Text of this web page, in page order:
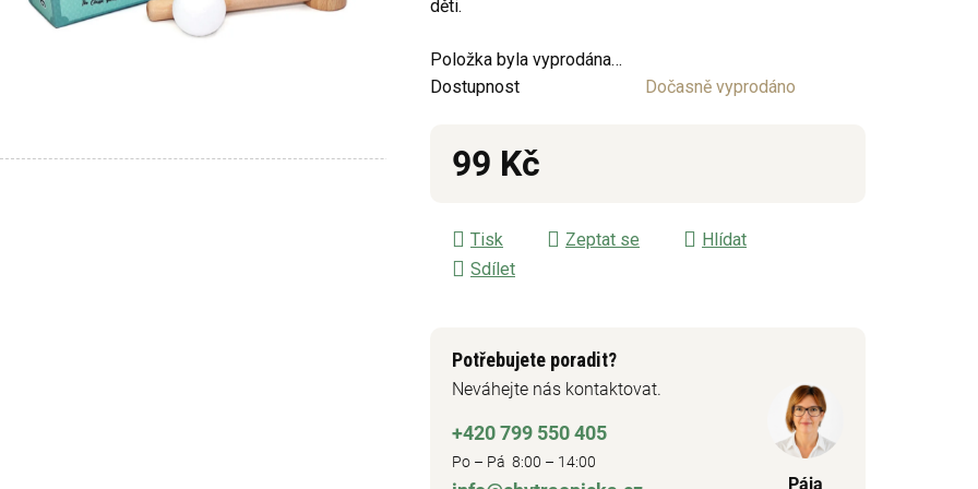
z
hvězdiček.
děti.
Položka byla vyprodána…
Dostupnost
Dočasně vyprodáno
99 Kč
Tisk Zeptat se
Hlídat
Sdílet
Potřebujete poradit?
Neváhejte nás kontaktovat.
+420 799 550 405
Po – Pá 8:00 – 14:00
Pája